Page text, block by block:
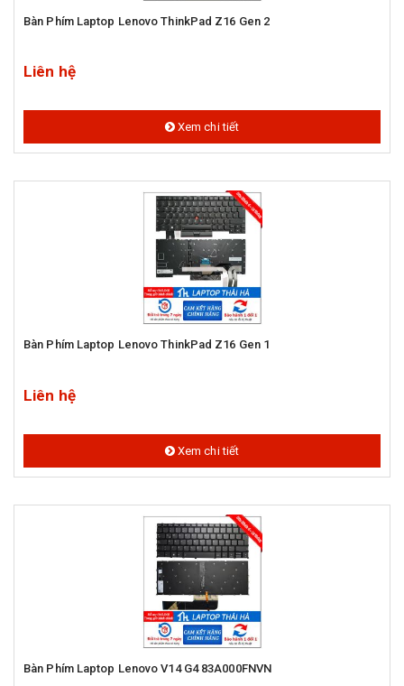
Bàn Phím Laptop Lenovo ThinkPad Z16 Gen 2
Liên hệ
Xem chi tiết
Bàn Phím Laptop Lenovo ThinkPad Z16 Gen 1
Liên hệ
Xem chi tiết
Bàn Phím Laptop Lenovo V14 G4 83A000FNVN